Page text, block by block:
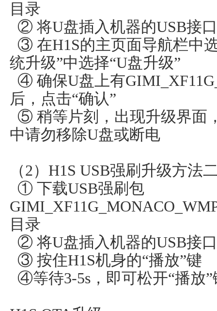
目录
② 将U盘插入机器的USB接口
③ 在H1S的主页面导航栏中
统升级”中选择“U盘升级”
④ 确保U盘上有
后，点击“确认”
⑤ 稍等片刻，出现升级界面
中请勿移除U盘或断电
（2）H1S USB强刷升级方法
① 下载USB强刷包
目录
② 将U盘插入机器的USB接
③ 按住H1S机身的“播放”键
④等待3-5s，即可松开“播放